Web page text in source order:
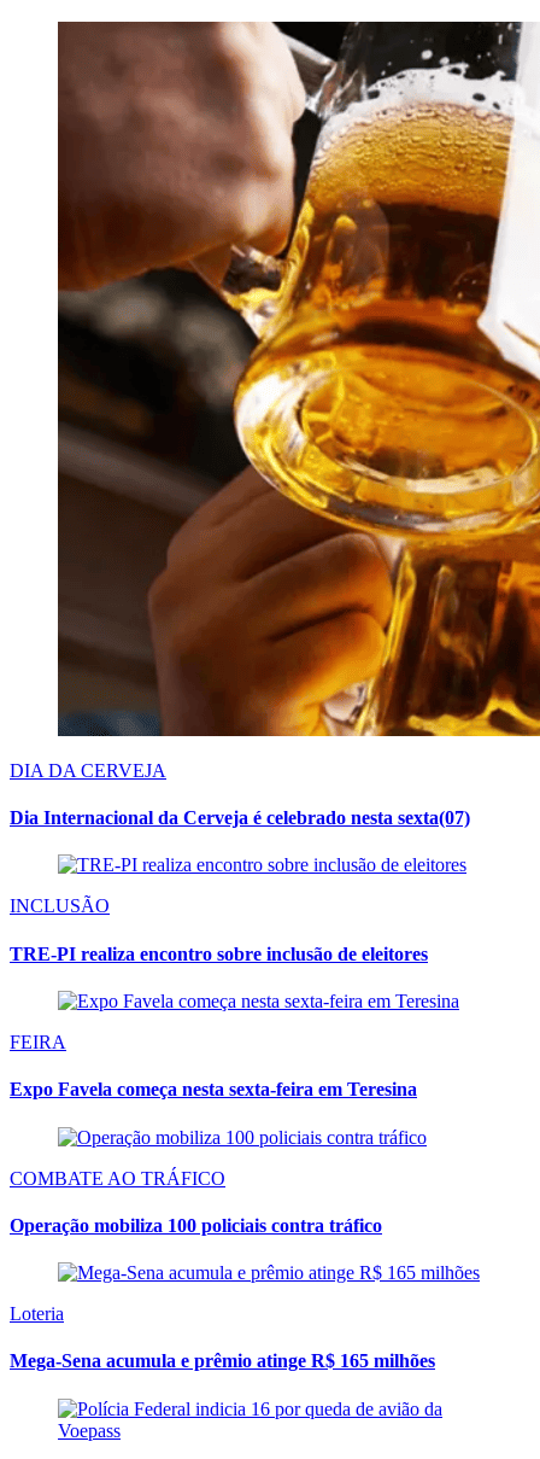
DIA DA CERVEJA
Dia Internacional da Cerveja é celebrado nesta sexta(07)
INCLUSÃO
TRE-PI realiza encontro sobre inclusão de eleitores
FEIRA
Expo Favela começa nesta sexta-feira em Teresina
COMBATE AO TRÁFICO
Operação mobiliza 100 policiais contra tráfico
Loteria
Mega-Sena acumula e prêmio atinge R$ 165 milhões